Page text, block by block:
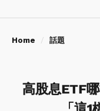
Home 話題
高股息ETF